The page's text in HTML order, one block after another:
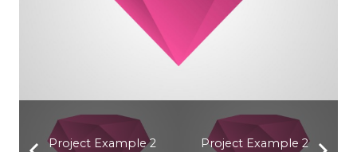
Project Example 2
Project Example 2